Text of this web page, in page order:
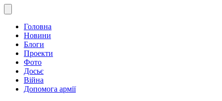
Головна
Новини
Блоги
Проекти
Фото
Досьє
Війна
Допомога армії